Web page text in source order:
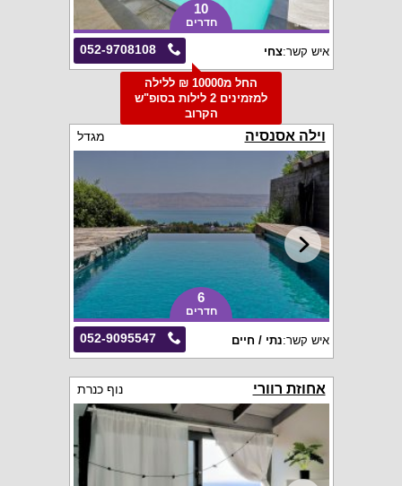
10
חדרים
052-9708108 איש קשר:צחי
החל מ10000 ₪ ללילה
למזמינים 2 לילות בסופ"ש
הקרוב
וילה אסנסיה מגדל
6
חדרים
052-9095547 איש קשר:נתי / חיים
אחוזת רוורי נוף כנרת